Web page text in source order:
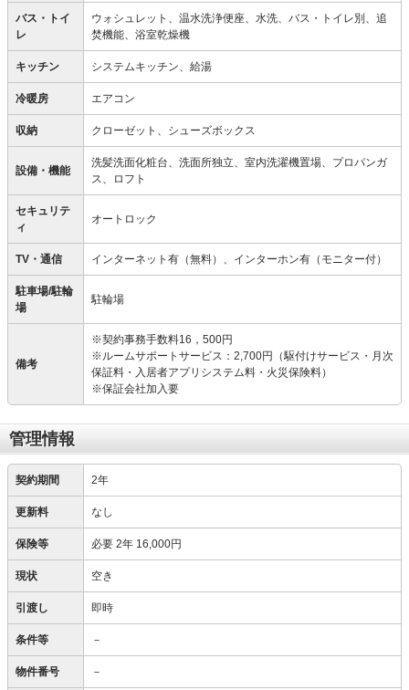
バス・トイ
レ
ウォシュレット、温水洗浄便座、水洗、バス・トイレ別、追
焚機能、浴室乾燥機
キッチン システムキッチン、給湯
冷暖房 エアコン
収納 クローゼット、シューズボックス
設備・機能
洗髪洗面化粧台、洗面所独立、室内洗濯機置場、プロパンガ
ス、ロフト
セキュリテ
ィ
オートロック
TV・通信 インターネット有（無料）、インターホン有（モニター付）
駐車場/駐輪
場
駐輪場
備考
※契約事務手数料16，500円
※ルームサポートサービス：2,700円（駆付けサービス・月次
保証料・入居者アプリシステム料・火災保険料）
※保証会社加入要
管理情報
契約期間 2年
更新料 なし
保険等 必要 2年 16,000円
現状 空き
引渡し 即時
条件等 －
物件番号 －